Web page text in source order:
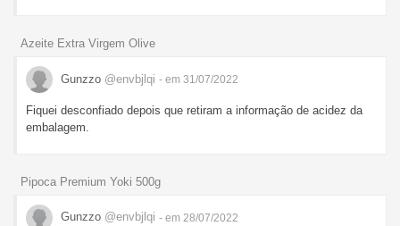
Azeite Extra Virgem Olive
Gunzzo @envbjlqi - em 31/07/2022
Fiquei desconfiado depois que retiram a informação de acidez da
embalagem.
Pipoca Premium Yoki 500g
Gunzzo @envbjlqi - em 28/07/2022